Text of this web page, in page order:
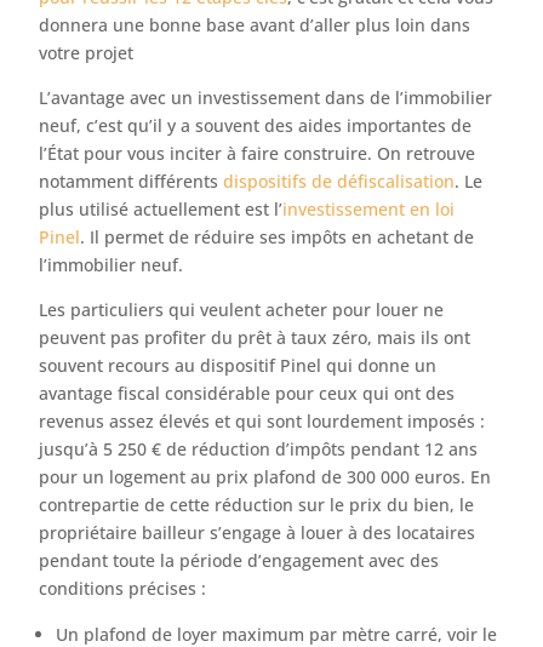
donnera une bonne base avant d’aller plus loin dans
votre projet
L’avantage avec un investissement dans de l’immobilier
neuf, c’est qu’il y a souvent des aides importantes de
l’État pour vous inciter à faire construire. On retrouve
notamment différentsdispositifs de défiscalisation. Le
plus utilisé actuellement est l’investissement en loi
Pinel. Il permet de réduire ses impôts en achetant de
l’immobilier neuf.
Les particuliers qui veulent acheter pour louer ne
peuvent pas profiter du prêt à taux zéro, mais ils ont
souvent recours au dispositif Pinel qui donne un
avantage fiscal considérable pour ceux qui ont des
revenus assez élevés et qui sont lourdement imposés :
jusqu’à 5 250 € de réduction d’impôts pendant 12 ans
pour un logement au prix plafond de 300 000 euros. En
contrepartie de cette réduction sur le prix du bien, le
propriétaire bailleur s’engage à louer à des locataires
pendant toute la période d’engagement avec des
conditions précises :
Un plafond de loyer maximum par mètre carré, voir le